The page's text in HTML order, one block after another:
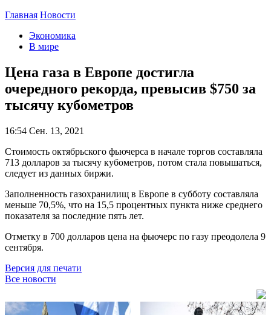
Главная Новости
Экономика
В мире
Цена газа в Европе достигла
очередного рекорда, превысив $750 за
тысячу кубометров
16:54 Сен. 13, 2021
Стоимость октябрьского фьючерса в начале торгов составляла
713 долларов за тысячу кубометров, потом стала повышаться,
следует из данных биржи.
Заполненность газохранилищ в Европе в субботу составляла
меньше 70,5%, что на 15,5 процентных пункта ниже среднего
показателя за последние пять лет.
Отметку в 700 долларов цена на фьючерс по газу преодолела 9
сентября.
Версия для печати
Все новости